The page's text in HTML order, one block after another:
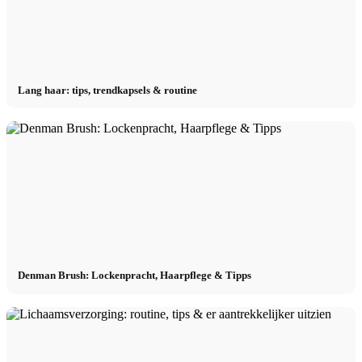
Lang haar: tips, trendkapsels & routine
Denman Brush: Lockenpracht, Haarpflege & Tipps